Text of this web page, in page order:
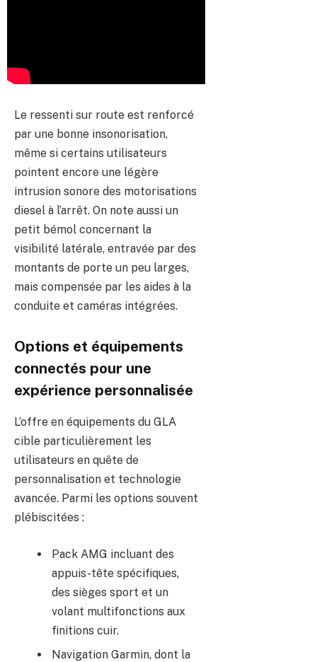
Le ressenti sur route est renforcé
par une bonne insonorisation,
même si certains utilisateurs
pointent encore une légère
intrusion sonore des motorisations
diesel à l’arrêt. On note aussi un
petit bémol concernant la
visibilité latérale, entravée par des
montants de porte un peu larges,
mais compensée par les aides à la
conduite et caméras intégrées.
Options et équipements
connectés pour une
expérience personnalisée
L’offre en équipements du GLA
cible particulièrement les
utilisateurs en quête de
personnalisation et technologie
avancée. Parmi les options souvent
plébiscitées :
Pack AMG incluant des
appuis-tête spécifiques,
des sièges sport et un
volant multifonctions aux
finitions cuir.
Navigation Garmin, dont la